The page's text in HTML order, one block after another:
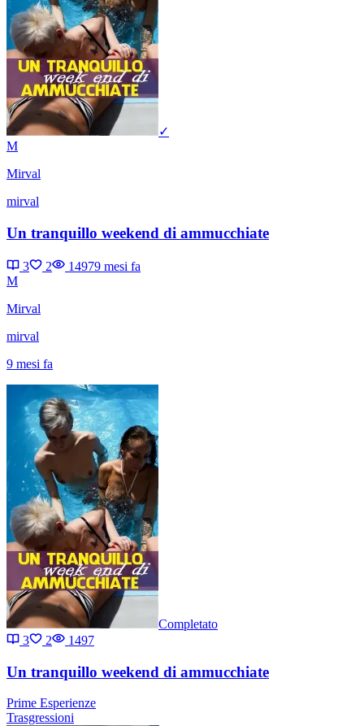
✓
M
Mirval
mirval
Un tranquillo weekend di ammucchiate
3 2 14979 mesi fa
M
Mirval
mirval
9 mesi fa
Completato
3
2 1497
Un tranquillo weekend di ammucchiate
Prime Esperienze
Trasgressioni